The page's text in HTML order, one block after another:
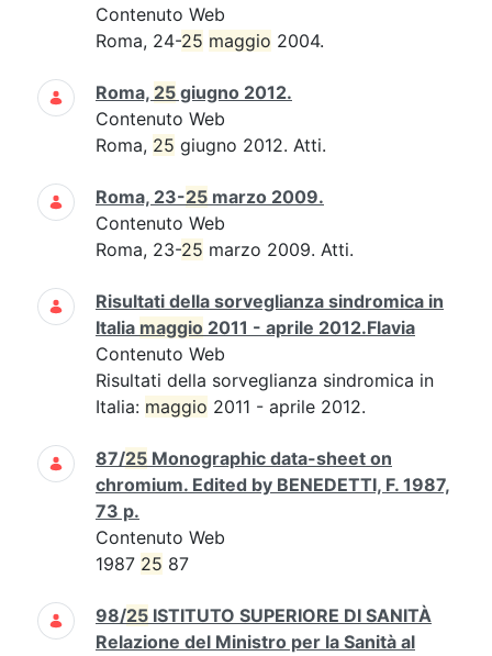
Contenuto Web
Roma, 24-25 maggio 2004.
Roma, 25 giugno 2012.
Contenuto Web
Roma, 25 giugno 2012. Atti.
Roma, 23-25 marzo 2009.
Contenuto Web
Roma, 23-25 marzo 2009. Atti.
Risultati della sorveglianza sindromica in
Italia maggio 2011 - aprile 2012.Flavia
Contenuto Web
Risultati della sorveglianza sindromica in
Italia: maggio 2011 - aprile 2012.
87/25 Monographic data-sheet on
chromium. Edited by BENEDETTI, F. 1987,
73 p.
Contenuto Web
1987 25 87
98/25 ISTITUTO SUPERIORE DI SANITÀ
Relazione del Ministro per la Sanità al